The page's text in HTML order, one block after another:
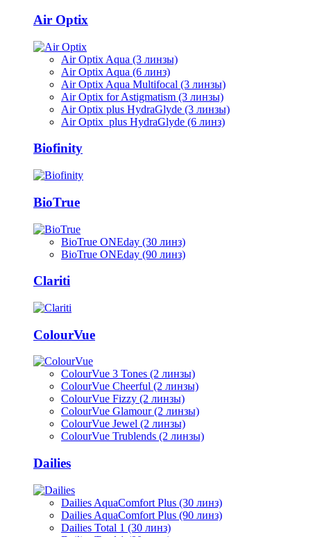
Air Optix
Air Optix Aqua (3 линзы)
Air Optix Aqua (6 линз)
Air Optix Aqua Multifocal (3 линзы)
Air Optix for Astigmatism (3 линзы)
Air Optix plus HydraGlyde (3 линзы)
Air Optix plus HydraGlyde (6 линз)
Biofinity
BioTrue
BioTrue ONEday (30 линз)
BioTrue ONEday (90 линз)
Clariti
ColourVue
ColourVue 3 Tones (2 линзы)
ColourVue Cheerful (2 линзы)
ColourVue Fizzy (2 линзы)
ColourVue Glamour (2 линзы)
ColourVue Jewel (2 линзы)
ColourVue Trublends (2 линзы)
Dailies
Dailies AquaComfort Plus (30 линз)
Dailies AquaComfort Plus (90 линз)
Dailies Total 1 (30 линз)